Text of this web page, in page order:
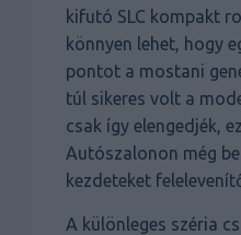
kifutó SLC kompakt
könnyen lehet, hogy
pontot a mostani
túl sikeres volt a
csak így elengedjék,
Autószalonon még
kezdeteket
A különleges széria